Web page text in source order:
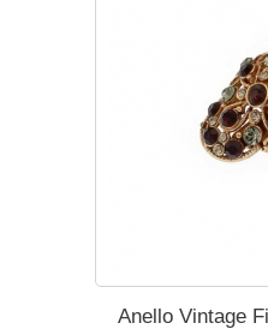
Anello Vintage